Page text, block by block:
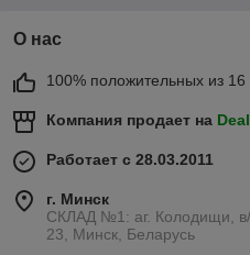
О нас
100% положительных из 16
Компания продает на
Работает с 28.03.2011
г. Минск
СКЛАД №1: аг. Колодищи,
23, Минск, Беларусь